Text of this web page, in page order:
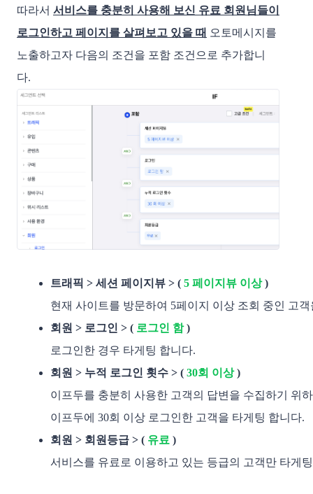
따라서 서비스를 충분히 사용해 보신 유료 회원님들이
로그인하고 페이지를 살펴보고 있을 때 오토메시지를
노출하고자 다음의 조건을 포함 조건으로 추가합니
다.
트래픽 > 세션 페이지뷰 > ( 5 페이지뷰 이상 )
현재 사이트를 방문하여 5페이지 이상 조회 중인 고
회원 > 로그인 > ( 로그인 함 )
로그인한 경우 타게팅 합니다.
회원 > 누적 로그인 횟수 > ( 30회 이상 )
이프두를 충분히 사용한 고객의 답변을 수집하기 위
이프두에 30회 이상 로그인한 고객을 타게팅 합니다.
회원 > 회원등급 > ( 유료 )
서비스를 유료로 이용하고 있는 등급의 고객만 타게